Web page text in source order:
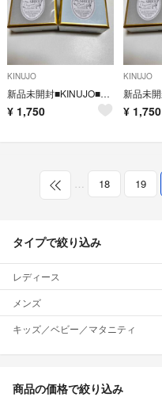
KINUJO
新品未開封■KINUJO■Soap de Sheep（Charcoal）
¥ 1,750
KINUJO
¥ 1,750
… 18 19
タイプで絞り込み
レディース
メンズ
キッズ／ベビー／マタニティ
商品の価格で絞り込み